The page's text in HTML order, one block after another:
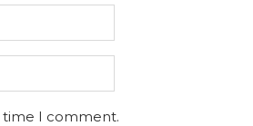
time I comment.